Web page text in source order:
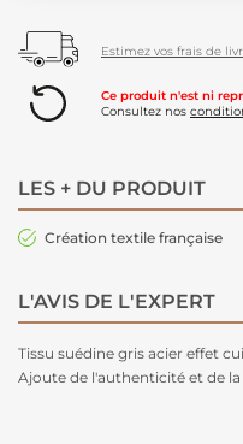
Estimez vos frais de
Ce produit n'est ni
Consultez nos
LES + DU PRODUIT
Création textile française
L'AVIS DE L'EXPERT
Tissu suédine gris acier effet
Ajoute de l'authenticité et de la